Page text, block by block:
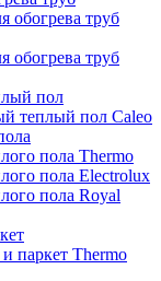
обогрева труб
обогрева труб
пол
теплый пол Caleo
пола Thermo
пола Electrolux
пола Royal
паркет Thermo